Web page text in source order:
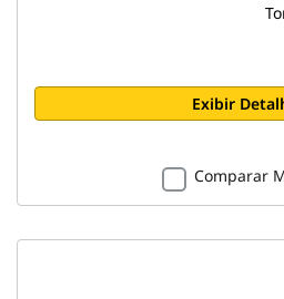
Exibir
Comparar